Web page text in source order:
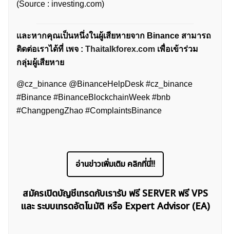
ค้นหา
(Source : investing.com)
เเละหากคุณเป็นหนึ่งในผู้เสียหายจาก Binance สามารถ
ติดต่อเราได้ที่ เพจ : Thaitalkforex.com เพื่อเข้าร่วม
กลุ่มผู้เสียหาย
@cz_binance @BinanceHelpDesk #cz_binance
#Binance #BinanceBlockchainWeek #bnb
#ChangpengZhao #ComplaintsBinance
อ่านข่าวเพิ่มเติม คลิกที่นี่!!
สมัครเปิดบัญชีเทรดกับเรารับ ฟรี SERVER ฟรี VPS
และ ระบบเทรดอัตโนมัติ หรือ Expert Advisor (EA)